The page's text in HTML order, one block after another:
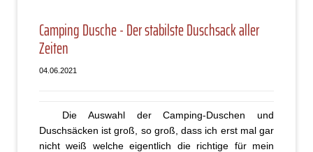
Camping Dusche - Der stabilste Duschsack aller
Zeiten
04.06.2021
Die Auswahl der Camping-Duschen und
Duschsäcken ist groß, so groß, dass ich erst mal gar
nicht weiß welche eigentlich die richtige für mein